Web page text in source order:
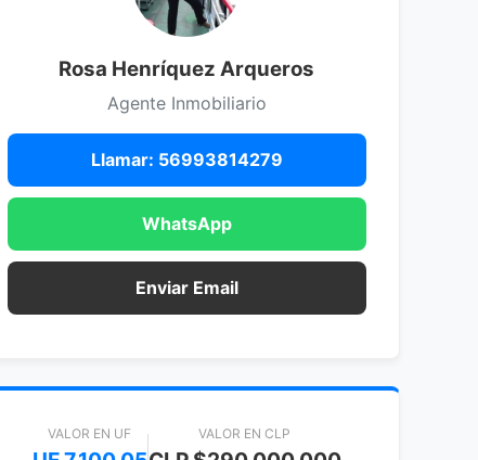
Rosa Henríquez Arqueros
Agente Inmobiliario
Llamar: 56993814279
WhatsApp
Enviar Email
VALOR EN UF VALOR EN CLP